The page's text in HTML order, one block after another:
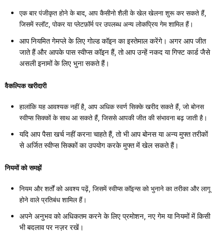
एक बार पंजीकृत होने के बाद, आप कैसीनो शैली के खेल खेलना शुरू कर सकते हैं,
जिसमें स्लॉट, पोकर या प्लेटफ़ॉर्म पर उपलब्ध अन्य लोकप्रिय गेम शामिल हैं।
आप नियमित गेमप्ले के लिए गोल्ड कॉइन का इस्तेमाल करेंगे। अगर आप जीत
जाते हैं और आपके पास स्वीप्स कॉइन हैं, तो आप उन्हें नकद या गिफ्ट कार्ड जैसे
असली इनामों के लिए भुना सकते हैं।
वैकल्पिक खरीदारी
हालांकि यह आवश्यक नहीं है, आप अधिक स्वर्ण सिक्के खरीद सकते हैं, जो बोनस
स्वीप्स सिक्कों के साथ आ सकते हैं, जिससे आपकी जीत की संभावना बढ़ जाती है।
यदि आप पैसा खर्च नहीं करना चाहते हैं, तो भी आप बोनस या अन्य मुफ्त तरीकों
से अर्जित स्वीप्स सिक्कों का उपयोग करके मुफ्त में खेल सकते हैं।
नियमों को समझें
नियम और शर्तों को अवश्य पढ़ें, जिसमें स्वीप्स कॉइन्स को भुनाने का तरीका और लागू
होने वाले प्रतिबंध शामिल हैं।
अपने अनुभव को अधिकतम करने के लिए प्रमोशन, नए गेम या नियमों में किसी
भी बदलाव पर नज़र रखें।